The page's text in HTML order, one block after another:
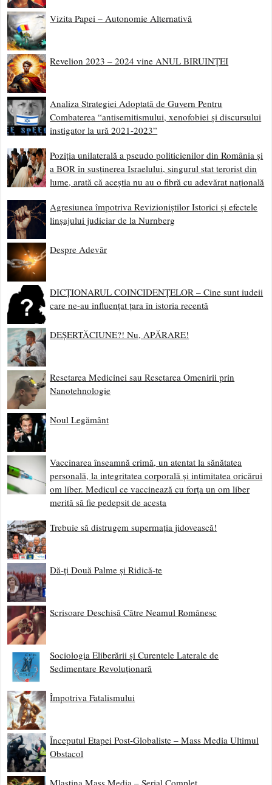
Vizita Papei – Autonomie Alternativă
Revelion 2023 – 2024 vine ANUL BIRUINȚEI
Analiza Strategiei Adoptată de Guvern Pentru
Combaterea “antisemitismului, xenofobiei și discursului
instigator la ură 2021-2023”
Poziția unilaterală a pseudo politicienilor din România și
a BOR în susținerea Israelului, singurul stat terorist din
lume, arată că aceștia nu au o fibră cu adevărat națională
Agresiunea împotriva Revizioniștilor Istorici și efectele
linșajului judiciar de la Nurnberg
Despre Adevăr
DICȚIONARUL COINCIDENȚELOR – Cine sunt iudeii
care ne-au influențat țara în istoria recentă
DEȘERTĂCIUNE?! Nu, APĂRARE!
Resetarea Medicinei sau Resetarea Omenirii prin
Nanotehnologie
Noul Legământ
Vaccinarea înseamnă crimă, un atentat la sănătatea
personală, la integritatea corporală și intimitatea oricărui
om liber. Medicul ce vaccinează cu forța un om liber
merită să fie pedepsit de acesta
Trebuie să distrugem supermația jidovească!
Dă-ți Două Palme și Ridică-te
Scrisoare Deschisă Către Neamul Românesc
Sociologia Eliberării și Curentele Laterale de
Sedimentare Revoluționară
Împotriva Fatalismului
Începutul Etapei Post-Globaliste – Mass Media Ultimul
Obstacol